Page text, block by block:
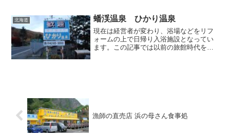
から説明します。・入浴道...
北海道 蟠渓温泉 ひかり温泉
現在は経営者が変わり、浴場などをリフ
ォームの上で日帰り入浴施設となってい
ます。この記事では以前の旅館時代を取
漁師の直売店 浜の母さん食事処